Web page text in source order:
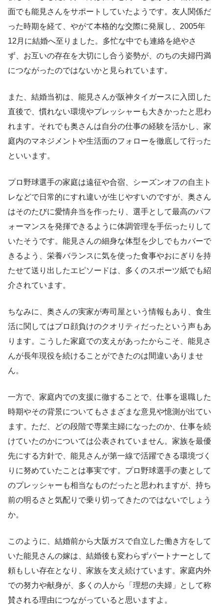
面でも能見さんをサポートしていたようです。友人関係だ
った時期を経て、やがて本格的な交際に発展し、2005年
12月に結婚へ至りました。多忙な中でも連絡を絶やさ
ず、お互いの存在を大切にし合う姿勢が、のちの夫婦円満
につながったのではないかと見られています。
また、結婚当初は、能見さんが阪神タイガースに入団した
直後で、慣れない環境やプレッシャーも大きかったと思わ
れます。それでも奥さんは自分の仕事の経験を活かし、家
庭内のマネジメントや生活面のフォローを徹底して行った
といいます。
プロ野球選手の家庭は遠征や合宿、シーズンオフの自主ト
レなどで日常的にすれ違いが生じやすいのですが、奥さん
はそのたびに愛情弁当を作ったり、選手として最高のパフ
ォーマンスを発揮できるように体調管理を手伝ったりして
いたそうです。能見さんの細身な体型を少しでもカバーで
きるよう、栄養バランスに気を使った食事やおにぎりを持
たせて送り出したエピソードは、多くのスポーツ紙でも紹
介されています。
ちなみに、奥さんの実家が寿司屋という情報もあり、食生
活に関してはプロ顔負けのクオリティだったという声もあ
ります。こうした家庭での支えがあったからこそ、能見さ
んが長年現役を続けることができたのは間違いありませ
ん。
一方で、家庭内での支援に徹することで、仕事を退職した
時期やその背景についてもさまざまな意見や憶測が出てい
ます。ただ、どの段階で専業主婦になったのか、仕事を続
けていたのかについては公表されていません。家族を最優
先にする方針で、能見さんが第一線で活躍できる環境づく
りに努めていたことは事実です。プロ野球選手の妻として
のプレッシャーも相当なものだったと思われますが、持ち
前の明るさと気配りで乗り切ってきたのではないでしょう
か。
このように、結婚前から大阪ガスで自立した働き方をして
いた能見さんの嫁は、結婚後も変わらずパートナーとして
頼もしい存在となり、家族を支え続けています。家庭内外
での努力や献身が、多くの人から「理想の夫婦」として称
賛される理由につながっていると思いますよ。